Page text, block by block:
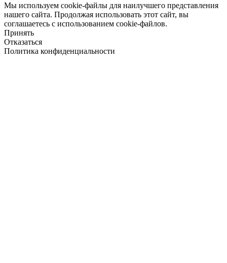
Мы используем cookie-файлы для наилучшего представления
нашего сайта. Продолжая использовать этот сайт, вы
соглашаетесь с использованием cookie-файлов.
Принять
Отказаться
Политика конфиденциальности